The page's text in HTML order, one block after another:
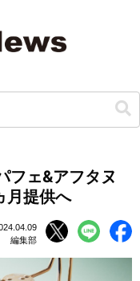
フェ&アフタヌ
月提供へ
編集部